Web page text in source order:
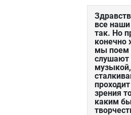
все
так. Но
конечно
мы поем
слушают
зрения
каким